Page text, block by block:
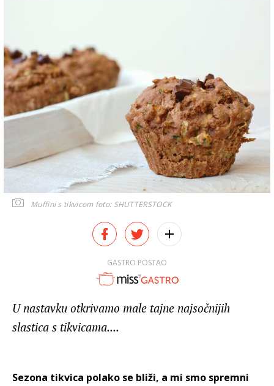
Muffini s tikvicom foto: SHUTTERSTOCK
GASTRO POSTAO
U nastavku otkrivamo male tajne najsočnijih
slastica s tikvicama....
Sezona tikvica polako se bliži, a mi smo spremni